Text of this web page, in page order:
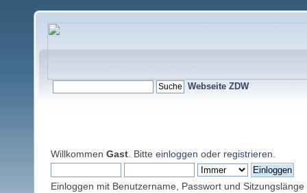
Webseite ZDW
Willkommen Gast . Bitte einloggen oder registrieren
Einloggen mit Benutzername, Passwort und Sitzungslänge